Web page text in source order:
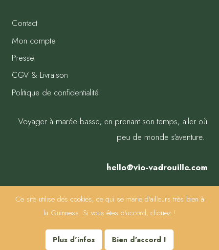
Contact
Mon compte
Presse
CGV & Livraison
Politique de confidentialité
Voyager à marée basse, en prenant son temps, aller où
peu de monde s'aventure.
hello@vio-vadrouille.com
© 2014-2026 · TOUS DROITS RÉSERVÉS
Ce site utilise des cookies, ce qui se marie d'ailleurs très bien à
la Guinness. Si vous êtes d'accord, cliquez !
Plus d'infos Bien d'accord !